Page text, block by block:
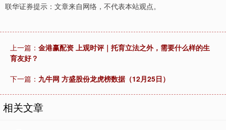
联华证券提示：文章来自网络，不代表本站观点。
上一篇： 金港赢配资 上观时评｜托育立法之外，需要什么样的生
育友好？
下一篇： 九牛网 方盛股份龙虎榜数据（12月25日）
相关文章